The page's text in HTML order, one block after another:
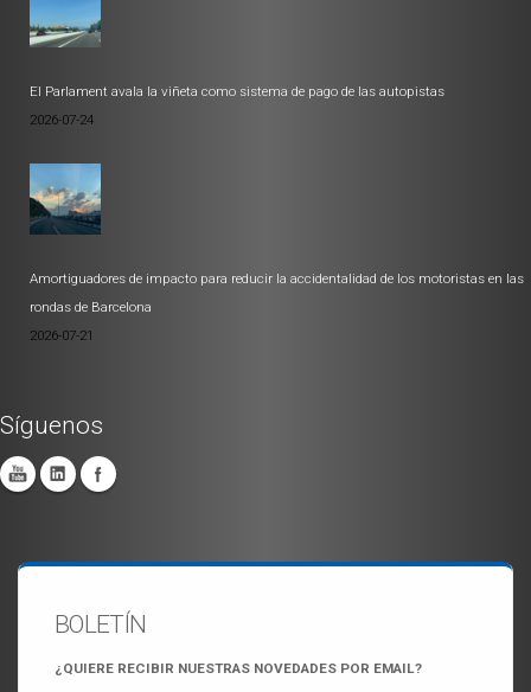
El Parlament avala la viñeta como sistema de pago de las autopistas
2026-07-24
Amortiguadores de impacto para reducir la accidentalidad de los motoristas en las
rondas de Barcelona
2026-07-21
Síguenos
BOLETÍN
¿QUIERE RECIBIR NUESTRAS NOVEDADES POR EMAIL?